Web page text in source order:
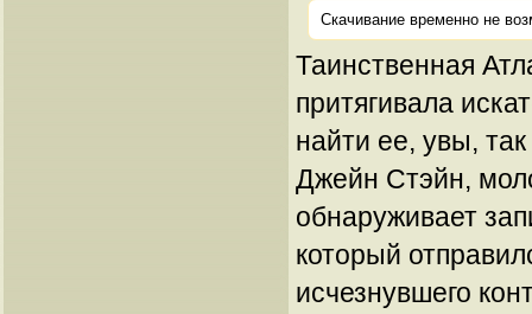
Скачивание временно не
Таинственная
притягивала
найти ее, увы,
Джейн Стэйн,
обнаруживает
который
исчезнувшего